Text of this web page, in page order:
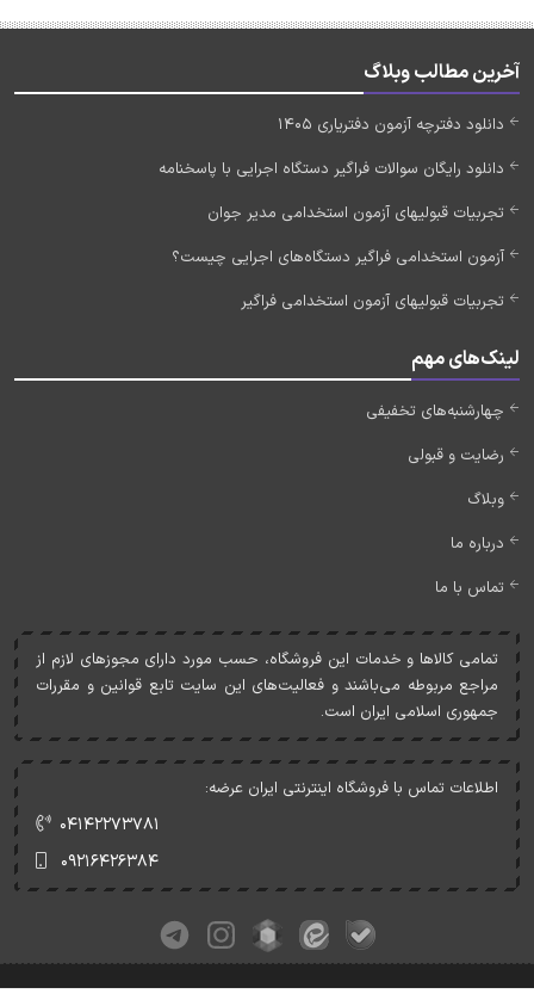
آخرین مطالب وبلاگ
دانلود دفترچه آزمون دفتریاری 1405
دانلود رایگان سوالات فراگیر دستگاه اجرایی با پاسخنامه
تجربیات قبولیهای آزمون استخدامی مدیر جوان
آزمون استخدامی فراگیر دستگاه‌های اجرایی چیست؟
تجربیات قبولیهای آزمون استخدامی فراگیر
لینک‌های مهم
چهارشنبه‌های تخفیفی
رضایت و قبولی
وبلاگ
درباره ما
تماس با ما
تمامی کالاها و خدمات اين فروشگاه، حسب مورد دارای مجوزهای لازم از
مراجع مربوطه می‌باشند و فعاليت‌های اين سايت تابع قوانين و مقررات
جمهوری اسلامی ايران است.
اطلاعات تماس با فروشگاه اینترنتی ایران عرضه:
۰۴۱۴۲۲۷۳۷۸۱
۰۹۲۱۶۴۲۶۳۸۴